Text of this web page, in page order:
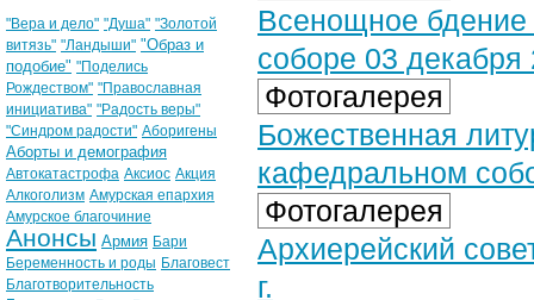
Всенощное
соборе 03 декабря
Фотогалерея
Божественная
кафедральном
Фотогалерея
Архиерейский
г.
"Вера и дело" "Душа" "Золотой
витязь" "Ландыши" "Образ и
подобие" "Поделись
Рождеством" "Православная
инициатива" "Радость веры"
"Синдром радости" Аборигены
Аборты и демография
Автокатастрофа Аксиос Акция
Алкоголизм Амурская епархия
Амурское благочиние
Анонсы Армия Бари
Беременность и роды Благовест
Благотворительность